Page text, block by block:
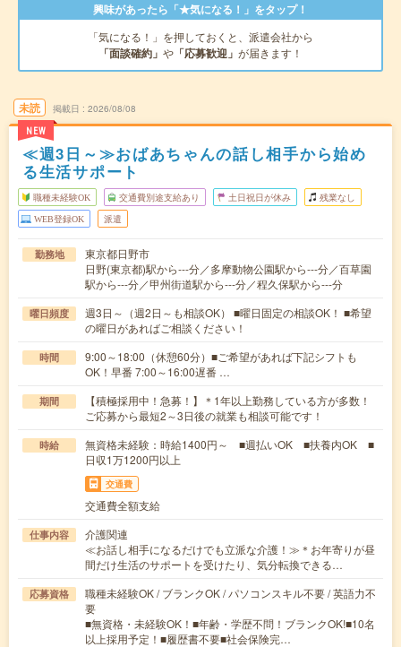
興味があったら「★気になる！」をタップ！
「気になる！」を押しておくと、派遣会社から
「面談確約」 や 「応募歓迎」 が届きます！
未読
NEW
掲載日 2026/08/08
≪週3日～≫おばあちゃんの話し相手から始め
る生活サポート
職種未経験OK 交通費別途支給あり 土日祝日が休み 残業なし
WEB登録OK 派遣
勤務地
東京都日野市
日野(東京都)駅から---分／多摩動物公園駅から---分／百草園
駅から---分／甲州街道駅から---分／程久保駅から---分
曜日頻度
週3日～（週2日～も相談OK） ■曜日固定の相談OK！ ■希望
の曜日があればご相談ください！
時間
9:00～18:00（休憩60分）■ご希望があれば下記シフトも
OK！早番 7:00～16:00遅番 …
期間
【積極採用中！急募！】＊1年以上勤務している方が多数！
ご応募から最短2～3日後の就業も相談可能です！
時給
無資格未経験：時給1400円～ ■週払いOK ■扶養内OK ■
日収1万1200円以上
交通費
交通費全額支給
仕事内容
介護関連
≪お話し相手になるだけでも立派な介護！≫＊お年寄りが昼
間だけ生活のサポートを受けたり、気分転換できる…
応募資格
職種未経験OK / ブランクOK / パソコンスキル不要 / 英語力不
要
■無資格・未経験OK！■年齢・学歴不問！ブランクOK!■10名
以上採用予定！■履歴書不要■社会保険完…